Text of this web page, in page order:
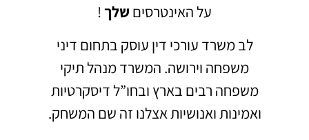
על האינטרסים שלך!
לב משרד עורכי דין עוסק בתחום דיני
משפחה וירושה. המשרד מנהל תיקי
משפחה רבים בארץ ובחו”ל דיסקרטיות
ואמינות ואנושיות אצלנו זה שם המשחק.